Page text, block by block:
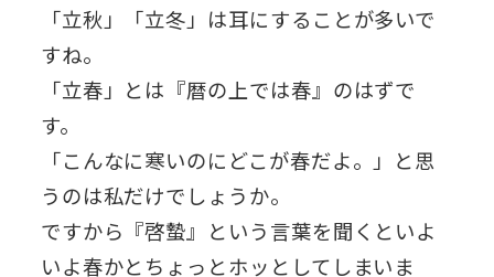
「立秋」「立冬」は耳にすることが多いで
すね。
「立春」とは『暦の上では春』のはずで
す。
「こんなに寒いのにどこが春だよ。」と思
うのは私だけでしょうか。
ですから『啓蟄』という言葉を聞くといよ
いよ春かとちょっとホッとしてしまいま